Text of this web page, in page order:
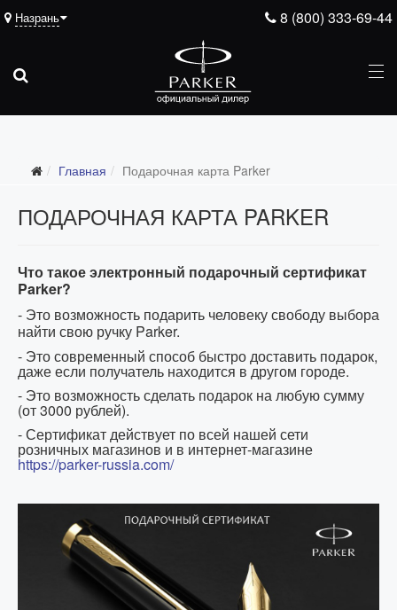
8 (800) 333-69-44
Назрань
Главная Подарочная карта Parker
ПОДАРОЧНАЯ КАРТА PARKER
Что такое электронный подарочный сертификат
Parker?
- Это возможность подарить человеку свободу выбора
найти свою ручку Parker.
- Это современный способ быстро доставить подарок,
даже если получатель находится в другом городе.
- Это возможность сделать подарок на любую сумму
(от 3000 рублей).
- Сертификат действует по всей нашей сети
розничных магазинов и в интернет-магазине
https://parker-russia.com/